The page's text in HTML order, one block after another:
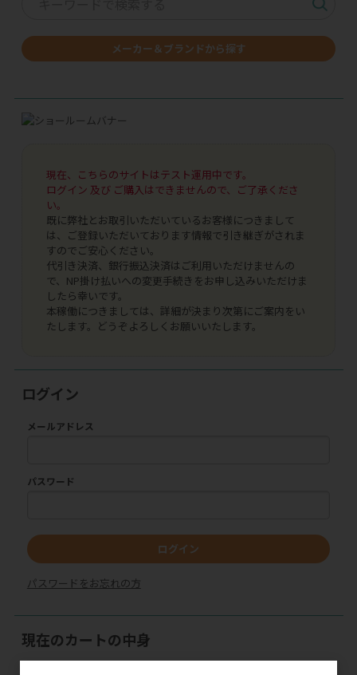
メーカー＆ブランドから探す
現在、こちらのサイトはテスト運用中です。
ログイン 及び ご購入はできませんので、ご了承くださ
い。
既に弊社とお取引いただいているお客様につきまして
は、ご登録いただいております情報で引き継ぎがされま
すのでご安心ください。
代引き決済、銀行振込決済はご利用いただけませんの
で、NP掛け払いへの変更手続きをお申し込みいただけま
したら幸いです。
本稼働につきましては、詳細が決まり次第にご案内をい
たします。どうぞよろしくお願いいたします。
ログイン
メールアドレス
パスワード
ログイン
パスワードをお忘れの方
現在のカートの中身